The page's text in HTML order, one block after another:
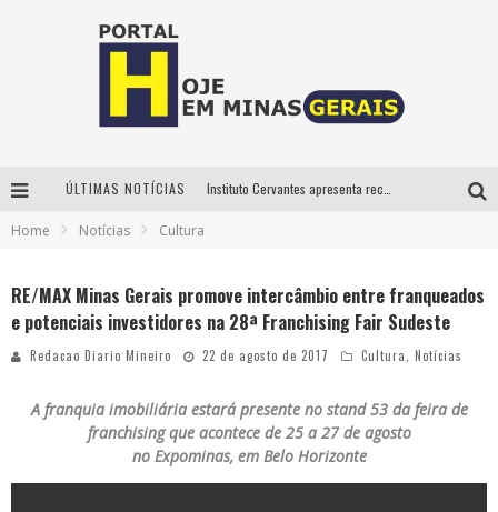
ÚLTIMAS NOTÍCIAS
Projeta Cultura abre inscrições gratuitas em São João del-Rei para oficinas de elaboração de projetos culturais e inteligência artificial
Home Notícias Cultura
RE/MAX Minas Gerais promove intercâmbio entre franqueados
e potenciais investidores na 28ª Franchising Fair Sudeste
Redacao Diario Mineiro 22 de agosto de 2017 Cultura Notícias
A franquia imobiliária estará presente no stand 53 da feira de
franchising que acontece de 25 a 27 de agosto
no Expominas, em Belo Horizonte